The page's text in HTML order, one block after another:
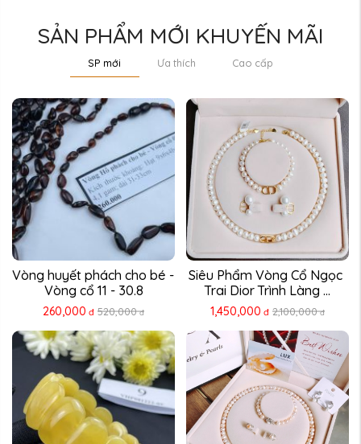
SẢN PHẨM MỚI KHUYẾN MÃI
SP mới Ưa thích Cao cấp
Vòng huyết phách cho bé -
Vòng cổ 11 - 30.8
260,000 đ 520,000 đ
Siêu Phẩm Vòng Cổ Ngọc
Trai Dior Trình Làng ...
1,450,000 đ 2,100,000 đ